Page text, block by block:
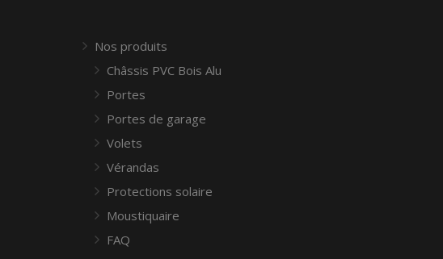
Nos produits
Châssis PVC Bois Alu
Portes
Portes de garage
Volets
Vérandas
Protections solaire
Moustiquaire
FAQ